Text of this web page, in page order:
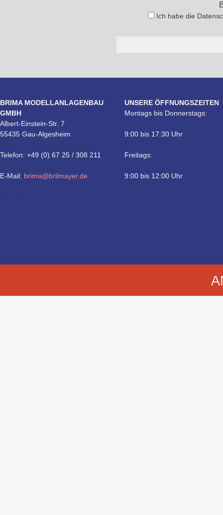
Ich habe die
BRIMA MODELLANLAGENBAU
GMBH
Albert-Einstein-Str. 7
55435 Gau-Algesheim
Telefon: +49 (0) 67 25 / 308 211
E-Mail: brima@brilmayer.de
UNSERE ÖFFNUNGSZEITEN
Montags bis Donnerstags:
9:00 bis 17:30 Uhr
Freitags:
9:00 bis 12:00 Uhr